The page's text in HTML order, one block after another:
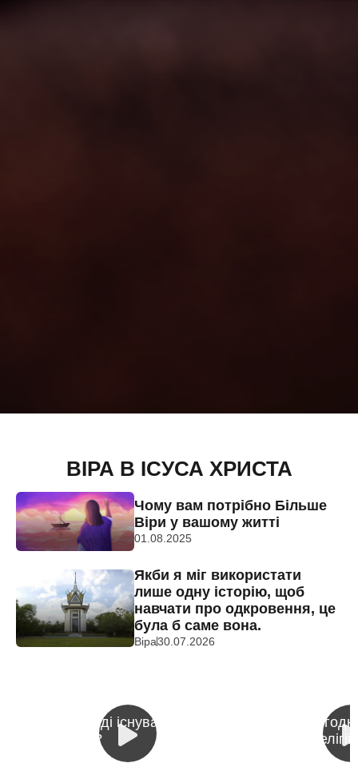
ВІРА В ІСУСА ХРИСТА
Чому вам потрібно Більше
Віри у вашому житті
01.08.2025
Якби я міг використати
лише одну історію, щоб
навчати про одкровення, це
була б саме вона.
Віра30.07.2026
Чи справді існував Ісус
Христос?
Чому
багато